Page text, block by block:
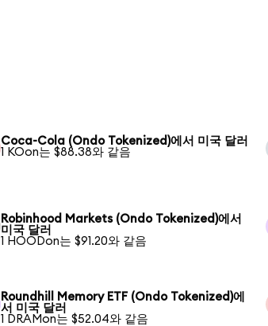
Coca-Cola (Ondo Tokenized)에서 미국 달러
1 KOon는 $88.38와 같음
Robinhood Markets (Ondo Tokenized)에서
미국 달러
1 HOODon는 $91.20와 같음
Roundhill Memory ETF (Ondo Tokenized)에
서 미국 달러
1 DRAMon는 $52.04와 같음